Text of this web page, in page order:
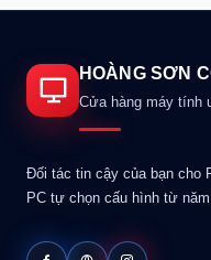
HOÀNG SƠN
Cửa hàng máy tính
Đối tác tin cậy của bạn cho
PC tự chọn cấu hình từ năm